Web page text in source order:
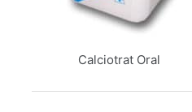
Calciotrat Oral